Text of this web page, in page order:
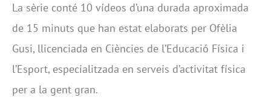
La sèrie conté 10 vídeos d’una durada aproximada
de 15 minuts que han estat elaborats per Ofèlia
Gusi, llicenciada en Ciències de l’Educació Física i
l’Esport, especialitzada en serveis d’activitat física
per a la gent gran.